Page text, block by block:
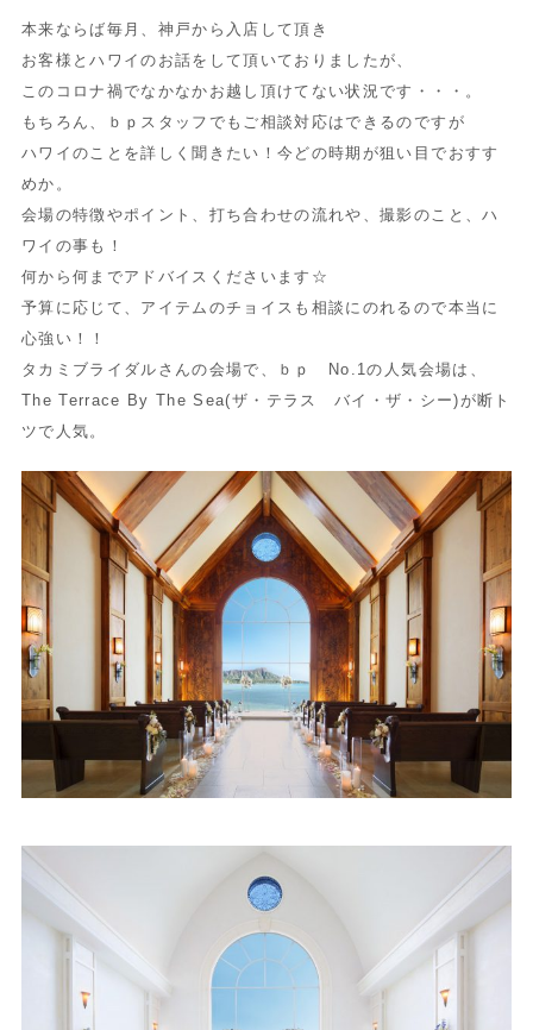
本来ならば毎月、神戸から入店して頂き
お客様とハワイのお話をして頂いておりましたが、
このコロナ禍でなかなかお越し頂けてない状況です・・・。
もちろん、ｂｐスタッフでもご相談対応はできるのですが
ハワイのことを詳しく聞きたい！今どの時期が狙い目でおすす
めか。
会場の特徴やポイント、打ち合わせの流れや、撮影のこと、ハ
ワイの事も！
何から何までアドバイスくださいます☆
予算に応じて、アイテムのチョイスも相談にのれるので本当に
心強い！！
タカミブライダルさんの会場で、ｂｐ No.1の人気会場は、
The Terrace By The Sea(ザ・テラス バイ・ザ・シー)が断ト
ツで人気。